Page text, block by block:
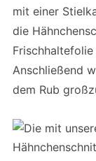
mit einer
die
Anschließend
dem Rub